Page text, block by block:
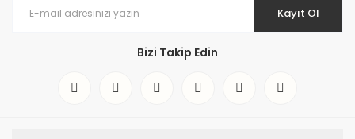
Kayıt Ol
Bizi Takip Edin